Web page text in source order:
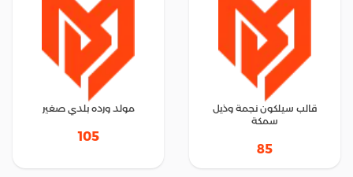
قالب سيلكون نجمة وذيل
سمكة
85
مولد ورده بلدي صغير
105